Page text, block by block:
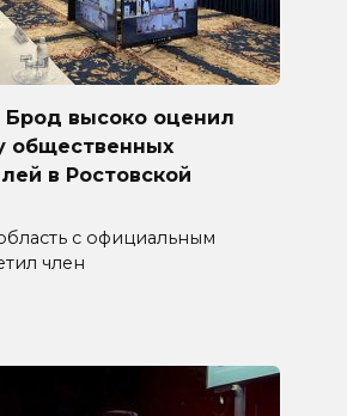
высоко оценил
общественных
в Ростовской
с официальным
член